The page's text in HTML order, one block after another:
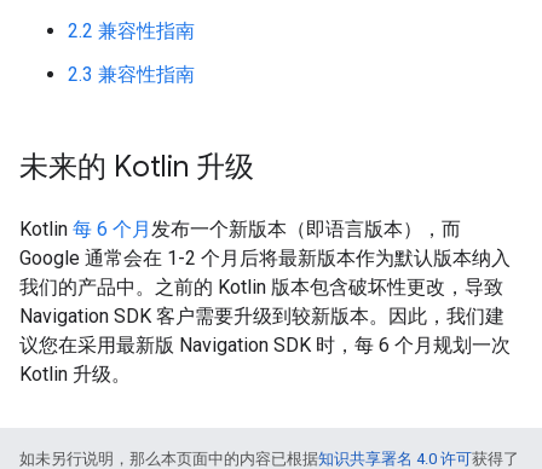
2.2 兼容性指南
2.3 兼容性指南
未来的 Kotlin 升级
Kotlin 每 6 个月发布一个新版本（即语言版本），而
Google 通常会在 1-2 个月后将最新版本作为默认版本纳入
我们的产品中。之前的 Kotlin 版本包含破坏性更改，导致
Navigation SDK 客户需要升级到较新版本。因此，我们建
议您在采用最新版 Navigation SDK 时，每 6 个月规划一次
Kotlin 升级。
如未另行说明，那么本页面中的内容已根据知识共享署名 4.0 许可获得了